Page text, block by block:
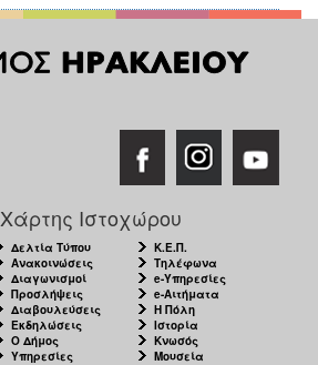
Χάρτης Ιστοχώρου
Δελτία Τύπου
Ανακοινώσεις
Διαγωνισμοί
Προσλήψεις
Διαβουλεύσεις
Εκδηλώσεις
Ο Δήμος
Υπηρεσίες
Κ.Ε.Π.
Τηλέφωνα
e-Υπηρεσίες
e-Αιτήματα
Η Πόλη
Ιστορία
Κνωσός
Μουσεία